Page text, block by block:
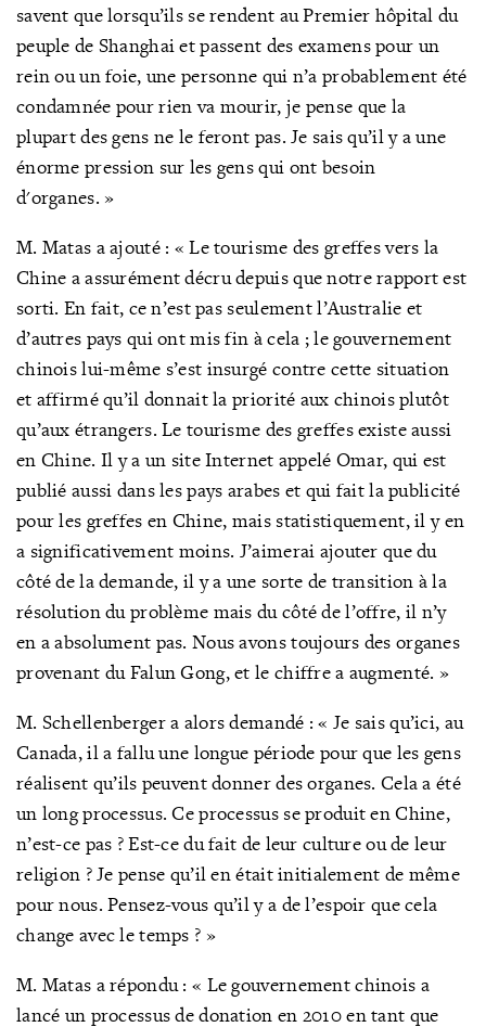
savent que lorsqu’ils se rendent au Premier hôpital du
peuple de Shanghai et passent des examens pour un
rein ou un foie, une personne qui n’a probablement été
condamnée pour rien va mourir, je pense que la
plupart des gens ne le feront pas. Je sais qu’il y a une
énorme pression sur les gens qui ont besoin
d'organes. »
M. Matas a ajouté : « Le tourisme des greffes vers la
Chine a assurément décru depuis que notre rapport est
sorti. En fait, ce n’est pas seulement l’Australie et
d’autres pays qui ont mis fin à cela ; le gouvernement
chinois lui-même s’est insurgé contre cette situation
et affirmé qu’il donnait la priorité aux chinois plutôt
qu’aux étrangers. Le tourisme des greffes existe aussi
en Chine. Il y a un site Internet appelé Omar, qui est
publié aussi dans les pays arabes et qui fait la publicité
pour les greffes en Chine, mais statistiquement, il y en
a significativement moins. J’aimerai ajouter que du
côté de la demande, il y a une sorte de transition à la
résolution du problème mais du côté de l’offre, il n’y
en a absolument pas. Nous avons toujours des organes
provenant du Falun Gong, et le chiffre a augmenté. »
M. Schellenberger a alors demandé : « Je sais qu’ici, au
Canada, il a fallu une longue période pour que les gens
réalisent qu’ils peuvent donner des organes. Cela a été
un long processus. Ce processus se produit en Chine,
n’est-ce pas ? Est-ce du fait de leur culture ou de leur
religion ? Je pense qu’il en était initialement de même
pour nous. Pensez-vous qu’il y a de l’espoir que cela
change avec le temps ? »
M. Matas a répondu : « Le gouvernement chinois a
lancé un processus de donation en 2010 en tant que